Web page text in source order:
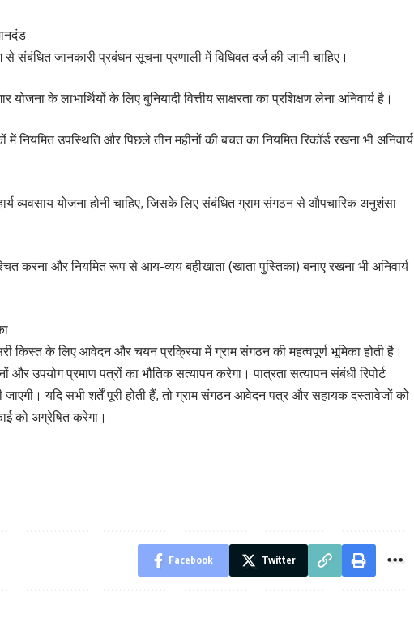
संबंधित जानकारी प्रबंधन सूचना प्रणाली में विधिवत दर्ज की जानी चाहिए।
के लाभार्थियों के लिए बुनियादी वित्तीय साक्षरता का प्रशिक्षण लेना अनिवार्य है।
नियमित उपस्थिति और पिछले तीन महीनों की बचत का नियमित रिकॉर्ड रखना भी अनिवार्य
व्यवसाय योजना होनी चाहिए, जिसके लिए संबंधित ग्राम संगठन से औपचारिक अनुशंसा
करना और नियमित रूप से आय-व्यय बहीखाता (खाता पुस्तिका) बनाए रखना भी अनिवार्य
किस्त के लिए आवेदन और चयन प्रक्रिया में ग्राम संगठन की महत्वपूर्ण भूमिका होती है।
और उपयोग प्रमाण पत्रों का भौतिक सत्यापन करेगा। पात्रता सत्यापन संबंधी रिपोर्ट
यदि सभी शर्तें पूरी होती हैं, तो ग्राम संगठन आवेदन पत्र और सहायक दस्तावेजों को
को अग्रेषित करेगा।
Facebook Twitter